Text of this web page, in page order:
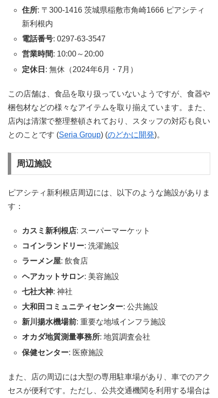
住所: 〒300-1416 茨城県稲敷市角崎1666 ピアシティ
新利根内
電話番号: 0297-63-3547
営業時間: 10:00～20:00
定休日 : 無休（2024年6月・7月）
この店舗は、食品を取り扱っていないようですが、食器や
梱包材などの様々なアイテムを取り揃えています。また、
店内は清潔で整理整頓されており、スタッフの対応も良い
とのことです​ (Seria Group) (のどかに開発)​。
周辺施設
ピアシティ新利根店周辺には、以下のような施設がありま
す：
カスミ新利根店: スーパーマーケット
コインランドリー: 洗濯施設
ラーメン屋: 飲食店
ヘアカットサロン: 美容施設
七社大神: 神社
大和田コミュニティセンター: 公共施設
新川揚水機場前: 重要な地域インフラ施設
オカダ地質測量事務所: 地質調査会社
保健センター: 医療施設
また、店の周辺には大型の専用駐車場があり、車でのアク
セスが便利です。ただし、公共交通機関を利用する場合は